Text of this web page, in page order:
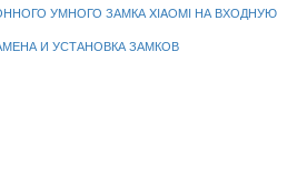
УМНОГО ЗАМКА XIAOMI НА ВХОДНУЮ
И УСТАНОВКА ЗАМКОВ